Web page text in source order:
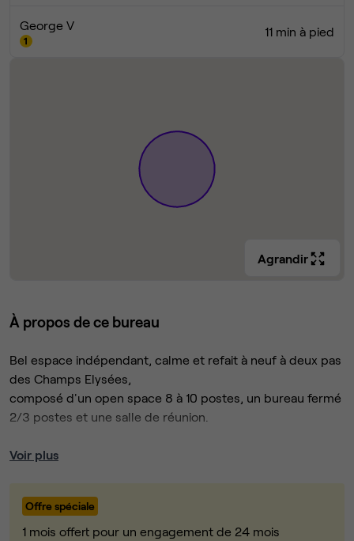
George V 11 min à pied
Agrandir
À propos de ce bureau
Bel espace indépendant, calme et refait à neuf à deux pas
des Champs Elysées,
composé d'un open space 8 à 10 postes, un bureau fermé
2/3 postes et une salle de réunion.
L'ensemble est entièrement équipé et une hotesse
Idéal pour une start-up.
Voir plus
Offre spéciale
1 mois offert pour un engagement de 24 mois